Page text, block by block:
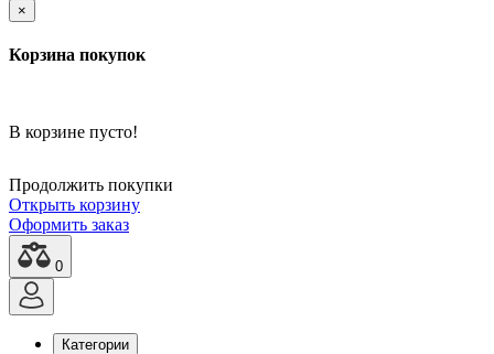
×
Корзина покупок
В корзине пусто!
Продолжить покупки
Открыть корзину
Оформить заказ
0
Категории